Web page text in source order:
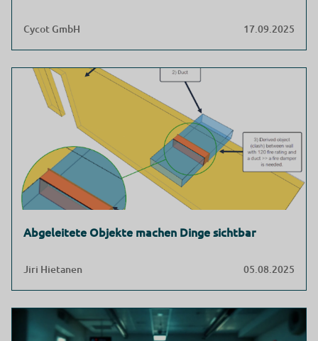
Cycot GmbH 17.09.2025
Abgeleitete Objekte machen Dinge sichtbar
Jiri Hietanen 05.08.2025